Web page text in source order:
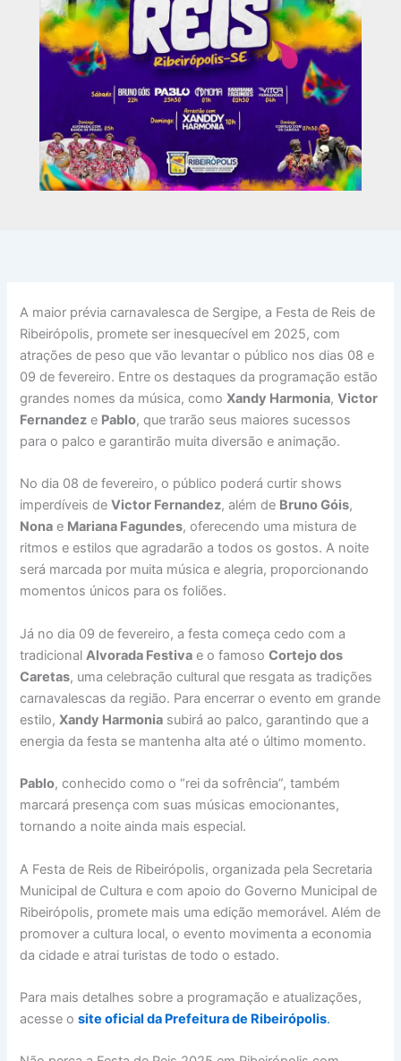
A maior prévia carnavalesca de Sergipe, a Festa de Reis de
Ribeirópolis, promete ser inesquecível em 2025, com
atrações de peso que vão levantar o público nos dias 08 e
09 de fevereiro. Entre os destaques da programação estão
grandes nomes da música, comoXandy Harmonia,Victor
Fernandez e Pablo, que trarão seus maiores sucessos
para o palco e garantirão muita diversão e animação.
No dia 08 de fevereiro, o público poderá curtir shows
imperdíveis deVictor Fernandez, além de Bruno Góis,
Nona e Mariana Fagundes, oferecendo uma mistura de
ritmos e estilos que agradarão a todos os gostos. A noite
será marcada por muita música e alegria, proporcionando
momentos únicos para os foliões.
Já no dia 09 de fevereiro, a festa começa cedo com a
tradicionalAlvorada Festiva e o famosoCortejo dos
Caretas, uma celebração cultural que resgata as tradições
carnavalescas da região. Para encerrar o evento em grande
estilo,Xandy Harmonia subirá ao palco, garantindo que a
energia da festa se mantenha alta até o último momento.
Pablo, conhecido como o “rei da sofrência”, também
marcará presença com suas músicas emocionantes,
tornando a noite ainda mais especial.
A Festa de Reis de Ribeirópolis, organizada pela Secretaria
Municipal de Cultura e com apoio do Governo Municipal de
Ribeirópolis, promete mais uma edição memorável. Além de
promover a cultura local, o evento movimenta a economia
da cidade e atrai turistas de todo o estado.
Para mais detalhes sobre a programação e atualizações,
acesse o site oficial da Prefeitura de Ribeirópolis.